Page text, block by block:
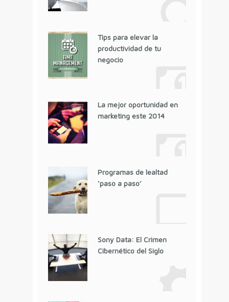
Tips para elevar la
productividad de tu
negocio
La mejor oportunidad en
marketing este 2014
Programas de lealtad
‘paso a paso’
Sony Data: El Crimen
Cibernético del Siglo